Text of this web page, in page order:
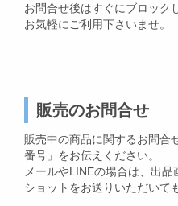
お問合せ後はすぐにブロック
お気軽にご利用下さいませ。
販売のお問合せ
販売中の商品に関するお問合
番号」をお伝えください。
メールやLINEの場合は、出
ショットをお送りいただいて